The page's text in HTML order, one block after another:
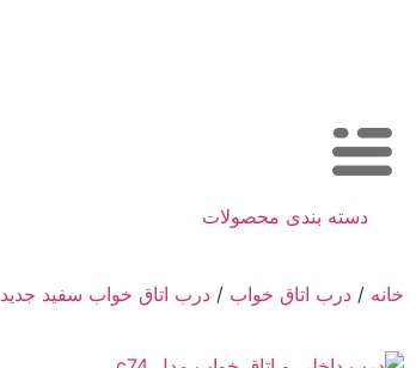
دسته بندی محصولات
خانه / درب اتاق خواب / درب اتاق خواب سفید جدید